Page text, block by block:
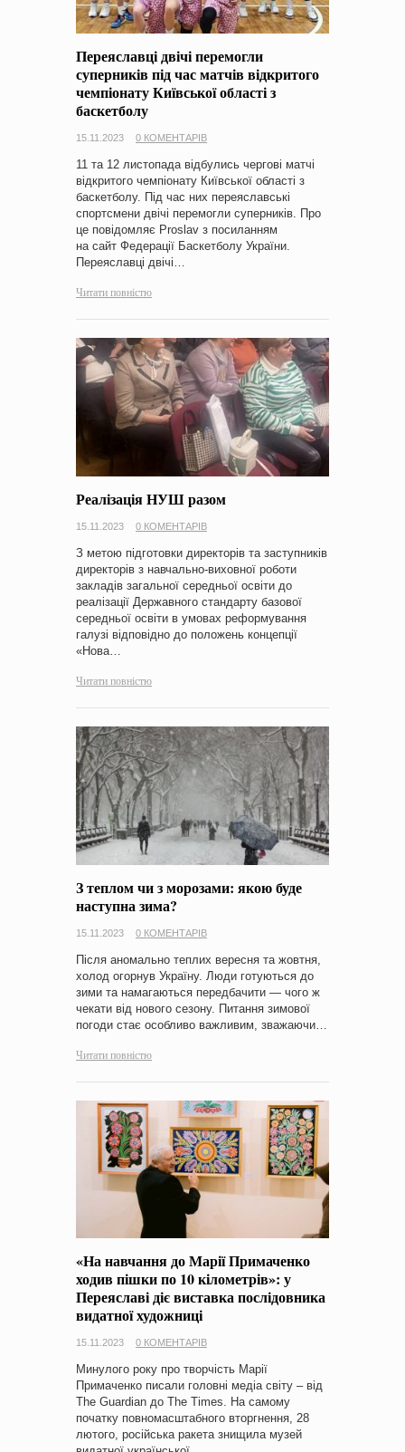
Переяславці двічі перемогли
суперників під час матчів відкритого
чемпіонату Київської області з
баскетболу
15.11.2023 0 КОМЕНТАРІВ
11 та 12 листопада відбулись чергові матчі
відкритого чемпіонату Київської області з
баскетболу. Під час них переяславські
спортсмени двічі перемогли суперників. Про
це повідомляє Proslav з посиланням
на сайт Федерації Баскетболу України.
Переяславці двічі…
Читати повністю
Реалізація НУШ разом
15.11.2023 0 КОМЕНТАРІВ
З метою підготовки директорів та заступників
директорів з навчально-виховної роботи
закладів загальної середньої освіти до
реалізації Державного стандарту базової
середньої освіти в умовах реформування
галузі відповідно до положень концепції
«Нова…
Читати повністю
З теплом чи з морозами: якою буде
наступна зима?
15.11.2023 0 КОМЕНТАРІВ
Після аномально теплих вересня та жовтня,
холод огорнув Україну. Люди готуються до
зими та намагаються передбачити — чого ж
чекати від нового сезону. Питання зимової
погоди стає особливо важливим, зважаючи…
Читати повністю
«На навчання до Марії Примаченко
ходив пішки по 10 кілометрів»: у
Переяславі діє виставка послідовника
видатної художниці
15.11.2023 0 КОМЕНТАРІВ
Минулого року про творчість Марії
Примаченко писали головні медіа світу – від
The Guardian до The Times. На самому
початку повномасштабного вторгнення, 28
лютого, російська ракета знищила музей